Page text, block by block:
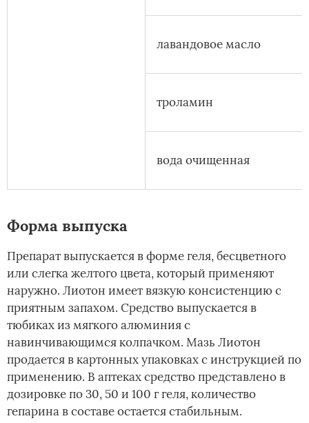
лавандовое масло
троламин
вода очищенная
Форма выпуска
Препарат выпускается в форме геля, бесцветного
или слегка желтого цвета, который применяют
наружно. Лиотон имеет вязкую консистенцию с
приятным запахом. Средство выпускается в
тюбиках из мягкого алюминия с
навинчивающимся колпачком. Мазь Лиотон
продается в картонных упаковках с инструкцией по
применению. В аптеках средство представлено в
дозировке по 30, 50 и 100 г геля, количество
гепарина в составе остается стабильным.